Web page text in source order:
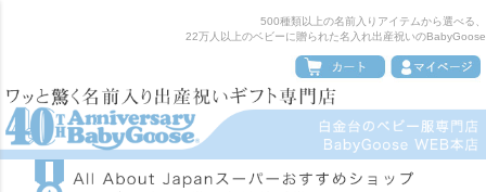
500種類以上の名前入りアイテムから選べる、
22万人以上のベビーに贈られた名入れ出産祝いのBabyGoose